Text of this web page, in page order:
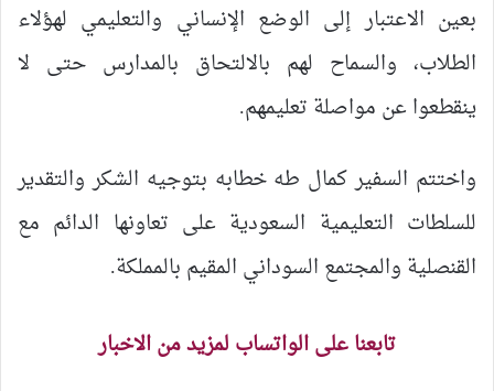
بعين الاعتبار إلى الوضع الإنساني والتعليمي لهؤلاء
الطلاب، والسماح لهم بالالتحاق بالمدارس حتى لا
ينقطعوا عن مواصلة تعليمهم.
واختتم السفير كمال طه خطابه بتوجيه الشكر والتقدير
للسلطات التعليمية السعودية على تعاونها الدائم مع
القنصلية والمجتمع السوداني المقيم بالمملكة.
تابعنا على الواتساب لمزيد من الاخبار